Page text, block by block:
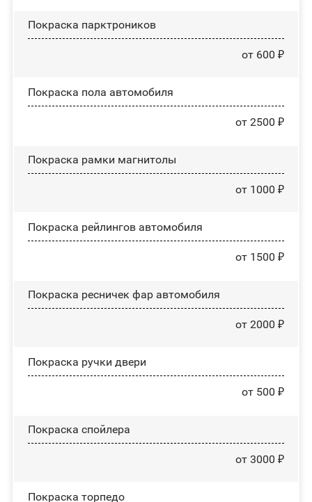
Покраска парктроников
от 600 ₽
Покраска пола автомобиля
от 2500 ₽
Покраска рамки магнитолы
от 1000 ₽
Покраска рейлингов автомобиля
от 1500 ₽
Покраска ресничек фар автомобиля
от 2000 ₽
Покраска ручки двери
от 500 ₽
Покраска спойлера
от 3000 ₽
Покраска торпедо